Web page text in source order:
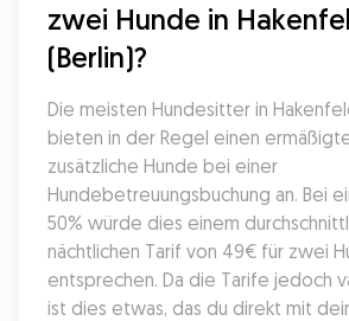
zwei Hunde in
(Berlin)?
Die meisten Hundesitter in
bieten in der Regel einen
zusätzliche Hunde bei einer
Hundebetreuungsbuchung an. Bei
50% würde dies einem
nächtlichen Tarif von 49€ für zwei
entsprechen. Da die Tarife jedoch
ist dies etwas, das du direkt mit